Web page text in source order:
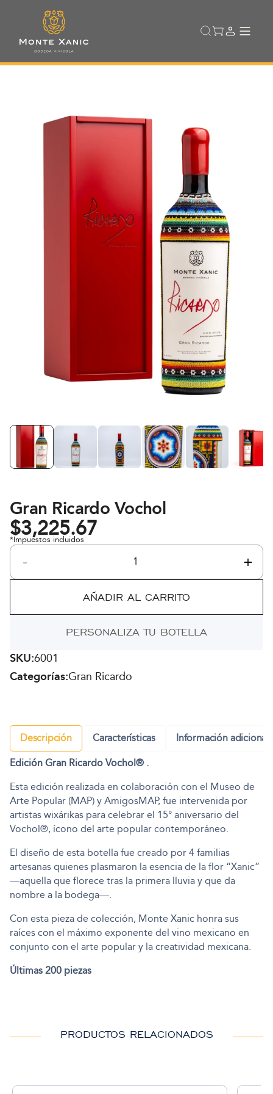
Gran Ricardo Vochol
$3,225.67
*Impuestos incluidos
-
Gran
cantidad
+
AÑADIR AL CARRITO
PERSONALIZA TU BOTELLA
SKU:6001
Categorías:Gran Ricardo
Descripción Características
Información adicional
Edición Gran Ricardo Vochol® .
Esta edición realizada en colaboración con el Museo de
Arte Popular (MAP) y AmigosMAP, fue intervenida por
artistas wixárikas para celebrar el 15° aniversario del
Vochol®, ícono del arte popular contemporáneo.
El diseño de esta botella fue creado por 4 familias
artesanas quienes plasmaron la esencia de la flor “Xanic”
—aquella que florece tras la primera lluvia y que da
nombre a la bodega—.
Con esta pieza de colección, Monte Xanic honra sus
raíces con el máximo exponente del vino mexicano en
conjunto con el arte popular y la creatividad mexicana.
Últimas 200 piezas
PRODUCTOS RELACIONADOS